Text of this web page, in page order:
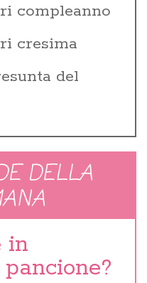
compleanno
cresima
del
DELLA
in